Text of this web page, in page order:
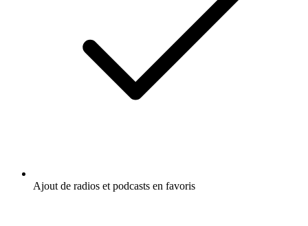
Ajout de radios et podcasts en favoris